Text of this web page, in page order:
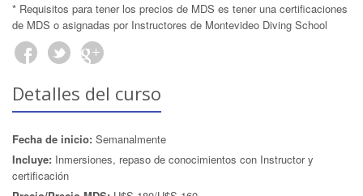
* Requisitos para tener los precios de MDS es tener una certificaciones
de MDS o asignadas por Instructores de Montevideo Diving School
Detalles del curso
Fecha de inicio: Semanalmente
Incluye: Inmersiones, repaso de conocimientos con Instructor y
certificación